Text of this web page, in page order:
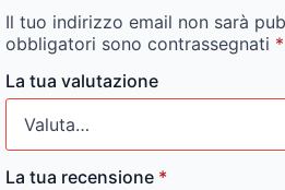
Il tuo indirizzo email non sarà
obbligatori sono contrassegnati *
La tua valutazione
La tua recensione *